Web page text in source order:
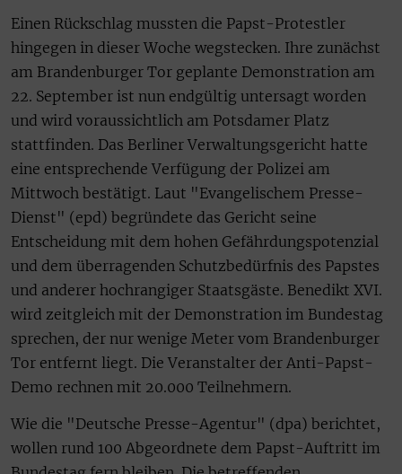
Einen Rückschlag mussten die Papst-Protestler
hingegen in dieser Woche wegstecken. Ihre zunächst
am Brandenburger Tor geplante Demonstration am
22. September ist nun endgültig untersagt worden
und wird voraussichtlich am Potsdamer Platz
stattfinden. Das Berliner Verwaltungsgericht hatte
eine entsprechende Verfügung der Polizei am
Mittwoch bestätigt. Laut "Evangelischem Presse-
Dienst" (epd) begründete das Gericht seine
Entscheidung mit dem hohen Gefährdungspotenzial
und dem überragenden Schutzbedürfnis des Papstes
und anderer hochrangiger Staatsgäste. Benedikt XVI.
wird zeitgleich mit der Demonstration im Bundestag
sprechen, der nur wenige Meter vom Brandenburger
Tor entfernt liegt. Die Veranstalter der Anti-Papst-
Demo rechnen mit 20.000 Teilnehmern.
Wie die "Deutsche Presse-Agentur" (dpa) berichtet,
wollen rund 100 Abgeordnete dem Papst-Auftritt im